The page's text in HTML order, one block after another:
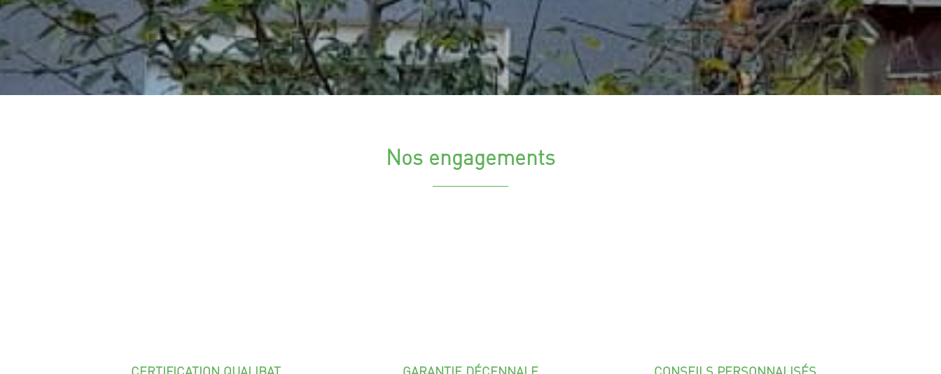
Nos engagements
CERTIFICATION QUALIBAT GARANTIE DÉCENNALE CONSEILS PERSONNALISÉS